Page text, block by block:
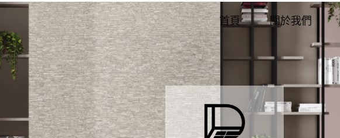
首頁 關於我們